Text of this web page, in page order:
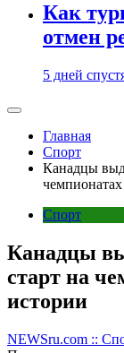
Как
отмен
5 дней
Главная
Спорт
Канадцы
Спорт
Канадцы
старт на
истории
NEWSru.com ::